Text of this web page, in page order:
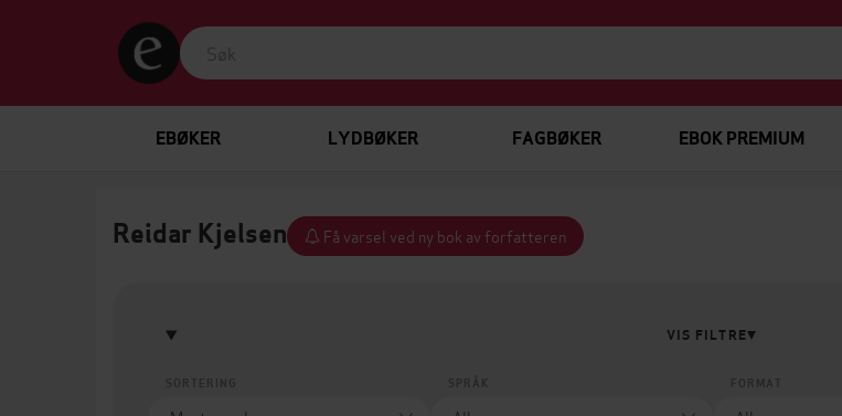
EBØKER LYDBØKER FAGBØKER EBOK PREMIUM
Reidar Kjelsen Få varsel ved ny bok av forfatteren
VIS FILTRE